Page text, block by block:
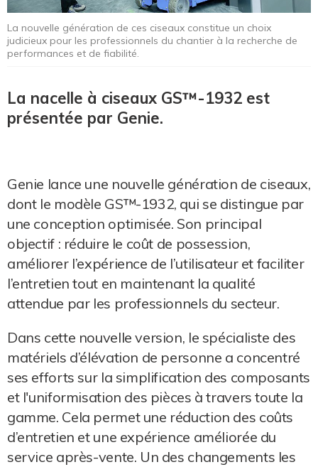
La nouvelle génération de ces ciseaux constitue un choix
judicieux pour les professionnels du chantier à la recherche de
performances et de fiabilité.
La nacelle à ciseaux GS™-1932 est
présentée par Genie.
Genie lance une nouvelle génération de ciseaux,
dont le modèle GS™-1932, qui se distingue par
une conception optimisée. Son principal
objectif : réduire le coût de possession,
améliorer l’expérience de l’utilisateur et faciliter
l’entretien tout en maintenant la qualité
attendue par les professionnels du secteur.
Dans cette nouvelle version, le spécialiste des
matériels d’élévation de personne a concentré
ses efforts sur la simplification des composants
et l'uniformisation des pièces à travers toute la
gamme. Cela permet une réduction des coûts
d’entretien et une expérience améliorée du
service après-vente. Un des changements les